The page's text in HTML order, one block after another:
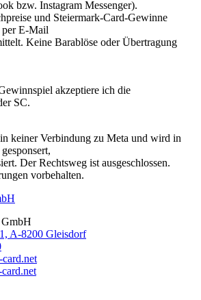
bzw. Instagram Messenger).
und Steiermark-Card-Gewinne
per E-Mail
Keine Barablöse oder Übertragung
akzeptiere ich die
SC.
keiner Verbindung zu Meta und wird in
Der Rechtsweg ist ausgeschlossen.
vorbehalten.
GmbH
A-8200 Gleisdorf